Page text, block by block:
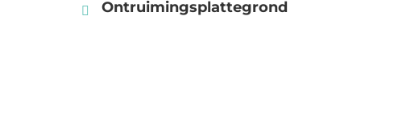
Ontruimingsplattegrond